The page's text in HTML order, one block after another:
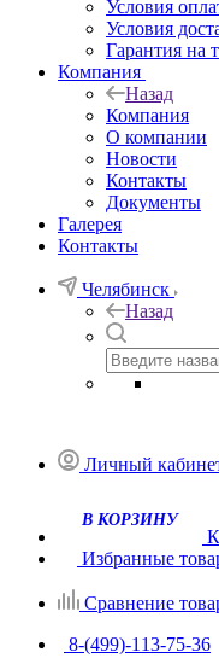
Условия
Условия
Гарантия на
Компания
Назад
Компания
О компании
Новости
Контакты
Документы
Галерея
Контакты
Челябинск
Назад
Личный
Избранные
Сравнение
8-(499)-113-75-36